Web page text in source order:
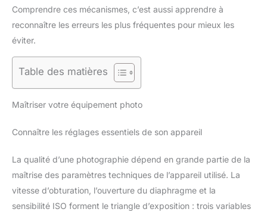
Comprendre ces mécanismes, c’est aussi apprendre à
reconnaître les erreurs les plus fréquentes pour mieux les
éviter.
Table des matières
Maîtriser votre équipement photo
Connaître les réglages essentiels de son appareil
La qualité d’une photographie dépend en grande partie de la
maîtrise des paramètres techniques de l’appareil utilisé. La
vitesse d’obturation, l’ouverture du diaphragme et la
sensibilité ISO forment le triangle d’exposition : trois variables